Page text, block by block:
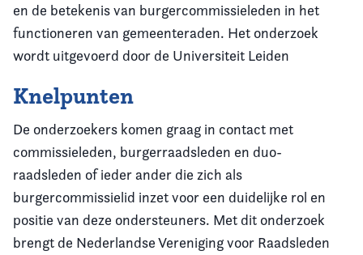
en de betekenis van burgercommissieleden in het
functioneren van gemeenteraden. Het onderzoek
wordt uitgevoerd door de Universiteit Leiden
Knelpunten
De onderzoekers komen graag in contact met
commissieleden, burgerraadsleden en duo-
raadsleden of ieder ander die zich als
burgercommissielid inzet voor een duidelijke rol en
positie van deze ondersteuners. Met dit onderzoek
brengt de Nederlandse Vereniging voor Raadsleden